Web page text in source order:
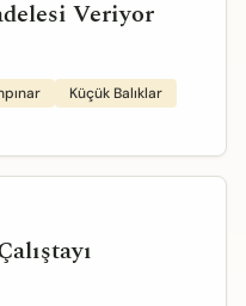
Veriyor
Küçük Balıklar